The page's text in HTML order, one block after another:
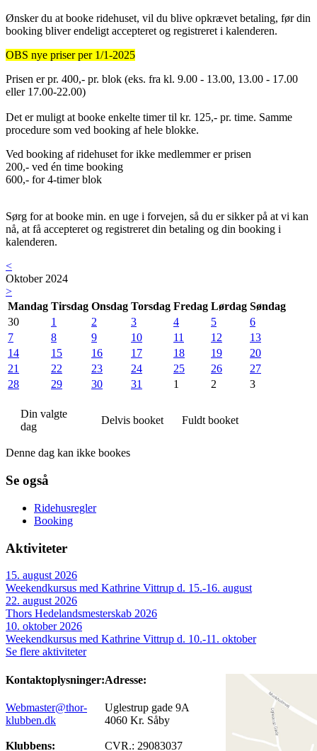
Ønsker du at booke ridehuset, vil du blive opkrævet betaling, før din
booking bliver endeligt accepteret og registreret i kalenderen.
OBS nye priser per 1/1-2025
Prisen er pr. 400,- pr. blok (eks. fra kl. 9.00 - 13.00, 13.00 - 17.00
eller 17.00-22.00)
Det er muligt at booke enkelte timer til kr. 125,- pr. time. Samme
procedure som ved booking af hele blokke.
Ved booking af ridehuset for ikke medlemmer er prisen
200,- ved én time booking
600,- for 4-timer blok
Sørg for at booke min. en uge i forvejen, så du er sikker på at vi kan
nå, at få accepteret og registreret din betaling og din booking i
kalenderen.
<
Oktober 2024
>
Mandag Tirsdag Onsdag Torsdag Fredag Lørdag Søndag
30
1 2 3 4 5
6
7
8 9 10 11 12
13
14
15 16 17 18 19
20
21
22 23 24 25 26
27
28
29 30 31 1 2 3
Din valgte
dag
Delvis booket Fuldt booket
Denne dag kan ikke bookes
Se også
Ridehusregler
Booking
Aktiviteter
15. august 2026
Weekendkursus med Kathrine Vittrup d. 15.-16. august
22. august 2026
Thors Hedelandsmesterskab 2026
10. oktober 2026
Weekendkursus med Kathrine Vittrup d. 10.-11. oktober
Se flere aktiviteter
Kontaktoplysninger:
Webmaster@thor-
klubben.dk
Klubbens:
Adresse:
Uglestrup gade 9A
4060 Kr. Såby
CVR.: 29083037